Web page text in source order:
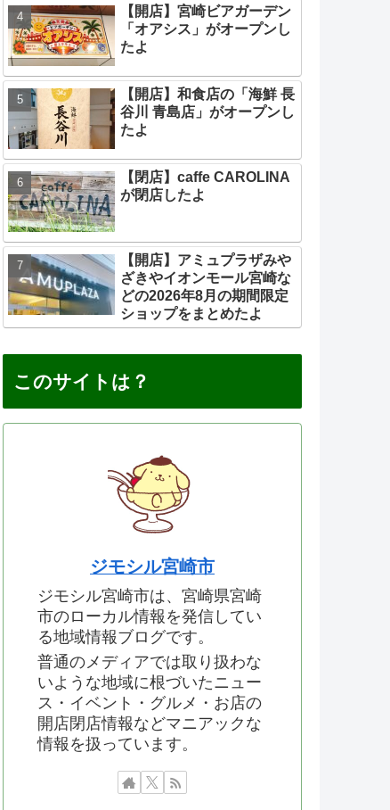
【開店】宮崎ビアガーデン
「オアシス」がオープンし
たよ
【開店】和食店の「海鮮 長
谷川 青島店」がオープンし
たよ
【閉店】caffe CAROLINA
が閉店したよ
【開店】アミュプラザみや
ざきやイオンモール宮崎な
どの2026年8月の期間限定
ショップをまとめたよ
このサイトは？
ジモシル宮崎市
ジモシル宮崎市は、宮崎県宮崎
市のローカル情報を発信してい
る地域情報ブログです。
普通のメディアでは取り扱わな
いような地域に根づいたニュー
ス・イベント・グルメ・お店の
開店閉店情報などマニアックな
情報を扱っています。